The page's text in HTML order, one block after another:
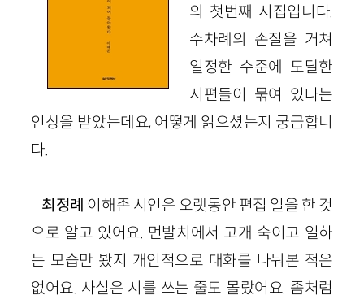
의 첫번째 시집입니다.
수차례의 손질을 거쳐
일정한 수준에 도달한
시편들이 묶여 있다는
인상을 받았는데요,어떻게 읽으셨는지 궁금합니
다.
최정례 이해존 시인은 오랫동안 편집 일을 한 것
으로 알고 있어요. 먼발치에서 고개 숙이고 일하
는 모습만 봤지 개인적으로 대화를 나눠본 적은
없어요. 사실은 시를 쓰는 줄도 몰랐어요. 좀처럼